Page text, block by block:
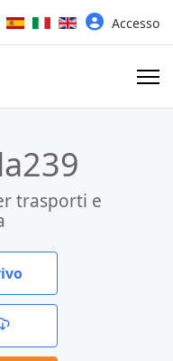
la tua linguaAccesso
trasporti e